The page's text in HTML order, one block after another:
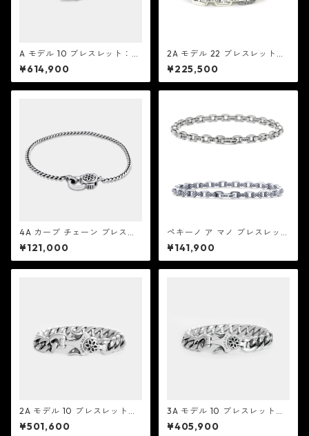
A モデル 10 ブレスレット：G
ood Art HLYWD グッド アー
ト ハリウッド
¥614,900
2A モデル 22 ブレスレット：
Good Art HLYWD グッド ア
ート ハリウッド
¥225,500
4A カーブ チェーン ブレスレ
ット：Good Art HLYWD グッ
ド アート ハリウッド
¥121,000
ペキーノ ア マノ ブレスレット
：Good Art HLYWD グッド
アート ハリウッド
¥141,900
2A モデル 10 ブレスレット：
Good Art HLYWD グッド ア
ート ハリウッド
¥501,600
3A モデル 10 ブレスレット：
Good Art HLYWD グッド ア
ート ハリウッド
¥405,900